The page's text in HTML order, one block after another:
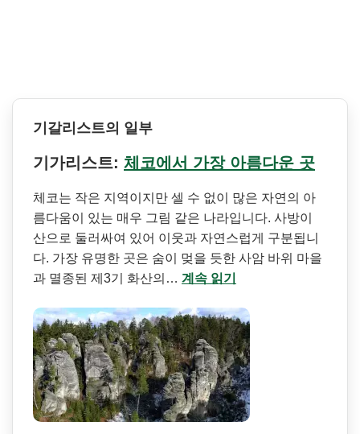
기갈리스트의 일부
기가리스트: 체코에서 가장 아름다운 곳
체코는 작은 지역이지만 셀 수 없이 많은 자연의 아
름다움이 있는 매우 그림 같은 나라입니다. 사방이
산으로 둘러싸여 있어 이웃과 자연스럽게 구분됩니
다. 가장 유명한 곳은 숨이 멎을 듯한 사암 바위 마을
과 멸종된 제3기 화산의… 계속 읽기